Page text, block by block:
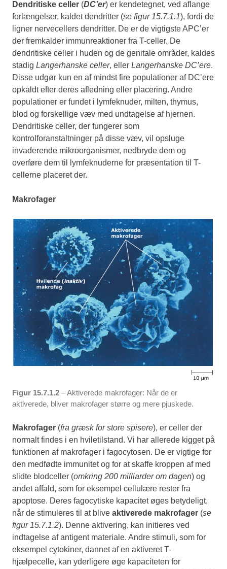
Dendritiske celler (DC’er) er kendetegnet, ved aflange
forlængelser, kaldet dendritter (se figur 15.7.1.1), fordi de
ligner nervecellers dendritter. De er de vigtigste APC’er
der fremkalder immunreaktioner fra T-celler. De
dendritiske celler i huden og de genitale områder, kaldes
stadig Langerhanske celler, eller Langerhanske DC’ere.
Disse udgør kun en af mindst fire populationer af DC’ere
opkaldt efter deres afledning eller placering. Andre
populationer er fundet i lymfeknuder, milten, thymus,
blod og forskellige væv med undtagelse af hjernen.
Dendritiske celler, der fungerer som
kontrolforanstaltninger på disse væv, vil opsluge
invaderende mikroorganismer, nedbryde dem og
overføre dem til lymfeknuderne for præsentation til T-
cellerne placeret der.
Makrofager
Figur 15.7.1.2 – Aktiverede makrofager: Når de er
aktiverede, bliver makrofager større og mere pjuskede.
Makrofager (fra græsk for store spisere), er celler der
normalt findes i en hviletilstand. Vi har allerede kigget på
funktionen af makrofager i fagocytosen. De er vigtige for
den medfødte immunitet og for at skaffe kroppen af med
slidte blodceller (omkring 200 milliarder om dagen) og
andet affald, som for eksempel cellulære rester fra
apoptose. Deres fagocytiske kapacitet øges betydeligt,
når de stimuleres til at blive aktiverede makrofager (se
figur 15.7.1.2). Denne aktivering, kan initieres ved
indtagelse af antigent materiale. Andre stimuli, som for
eksempel cytokiner, dannet af en aktiveret T-
hjælpecelle, kan yderligere øge kapaciteten for